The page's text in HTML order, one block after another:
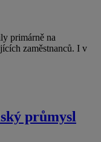
primárně na
zaměstnanců. I v
průmysl